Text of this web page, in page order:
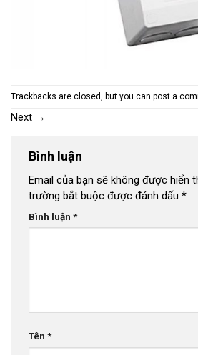
Trackbacks are closed, but you can post a
Next →
Bình luận
Email của bạn sẽ không được hiển
trường bắt buộc được đánh dấu *
Bình luận *
Tên *